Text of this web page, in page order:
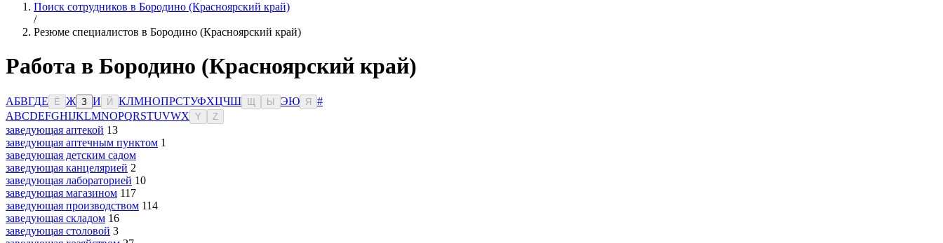
Поиск сотрудников в Бородино (Красноярский край)
/
Резюме специалистов в Бородино (Красноярский край)
Работа в Бородино (Красноярский край)
АБВГДЕ Ё Ж З И Й КЛМНОПРСТУФХЦЧШ Ы ЭЮ Я
#
ABCDEFGHIJKLMNOPQRSTUVWX Y Z
заведующая аптекой 13
заведующая аптечным пунктом 1
заведующая детским садом
заведующая канцелярией 2
заведующая лабораторией 10
заведующая магазином 117
заведующая производством 114
заведующая складом 16
заведующая столовой 3